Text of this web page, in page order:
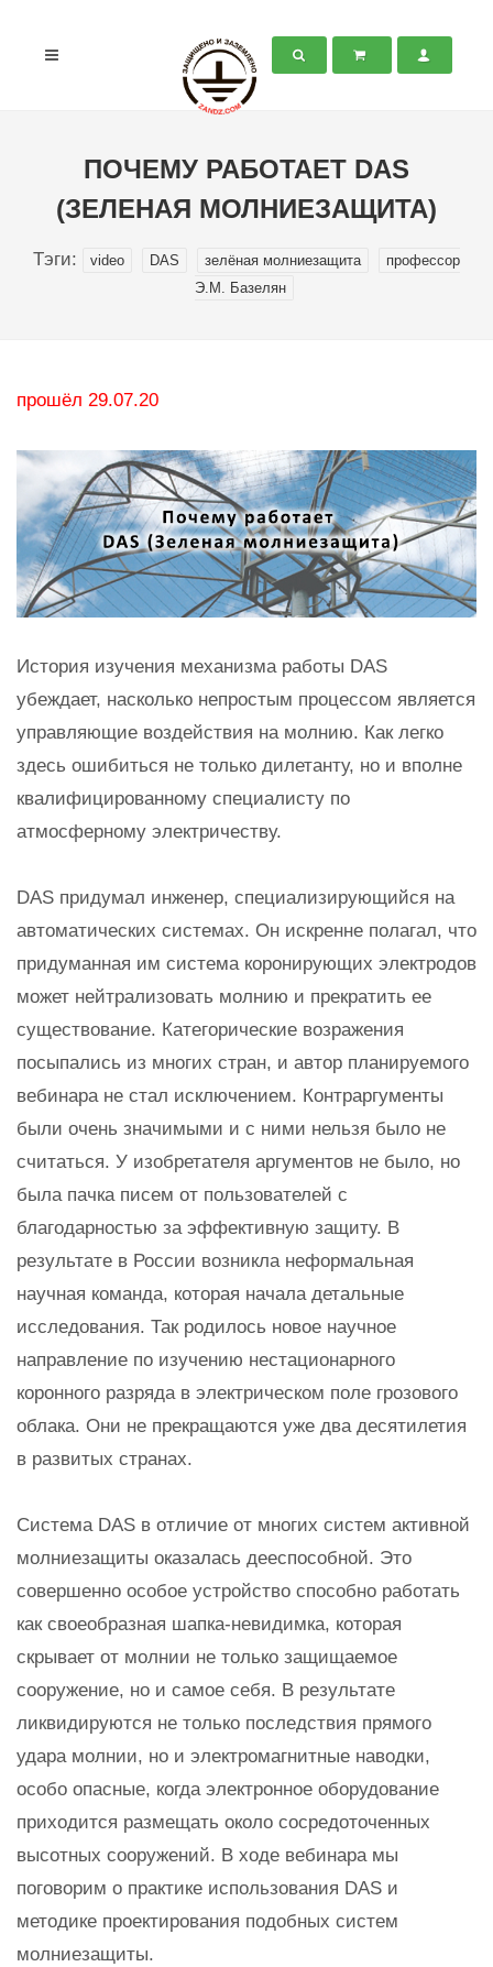
ПОЧЕМУ РАБОТАЕТ DAS
(ЗЕЛЕНАЯ МОЛНИЕЗАЩИТА)
Тэги: video DAS зелёная молниезащита
профессор
Э.М. Базелян
прошёл 29.07.20
История изучения механизма работы DAS
убеждает, насколько непростым процессом является
управляющие воздействия на молнию. Как легко
здесь ошибиться не только дилетанту, но и вполне
квалифицированному специалисту по
атмосферному электричеству.
DAS придумал инженер, специализирующийся на
автоматических системах. Он искренне полагал, что
придуманная им система коронирующих электродов
может нейтрализовать молнию и прекратить ее
существование. Категорические возражения
посыпались из многих стран, и автор планируемого
вебинара не стал исключением. Контраргументы
были очень значимыми и с ними нельзя было не
считаться. У изобретателя аргументов не было, но
была пачка писем от пользователей с
благодарностью за эффективную защиту. В
результате в России возникла неформальная
научная команда, которая начала детальные
исследования. Так родилось новое научное
направление по изучению нестационарного
коронного разряда в электрическом поле грозового
облака. Они не прекращаются уже два десятилетия
в развитых странах.
Система DAS в отличие от многих систем активной
молниезащиты оказалась дееспособной. Это
совершенно особое устройство способно работать
как своеобразная шапка-невидимка, которая
скрывает от молнии не только защищаемое
сооружение, но и самое себя. В результате
ликвидируются не только последствия прямого
удара молнии, но и электромагнитные наводки,
особо опасные, когда электронное оборудование
приходится размещать около сосредоточенных
высотных сооружений. В ходе вебинара мы
поговорим о практике использования DAS и
методике проектирования подобных систем
молниезащиты.